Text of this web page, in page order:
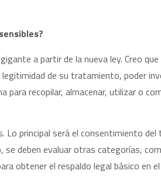
a partir de la nueva ley. Creo
de su tratamiento, poder
recopilar, almacenar, utilizar o
principal será el consentimiento
deben evaluar otras categorías,
obtener el respaldo legal básico en